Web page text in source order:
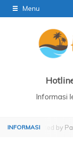
Menu
Informasi
Operated by Pandu